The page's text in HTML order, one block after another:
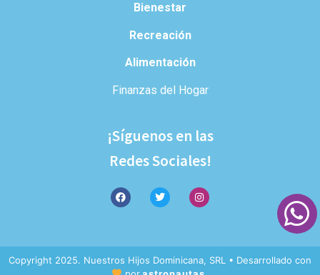
Bienestar
Recreación
Alimentación
Finanzas del Hogar
¡Síguenos en las
Redes Sociales!
Copyright 2025. Nuestros Hijos Dominicana, SRL • Desarrollado con